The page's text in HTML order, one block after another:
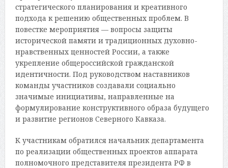
стратегического планирования и креативного
подхода к решению общественных проблем. В
повестке мероприятия — вопросы защиты
исторической памяти и традиционных духовно-
нравственных ценностей России, а также
укрепление общероссийской гражданской
идентичности. Под руководством наставников
команды участников создавали социально
значимые инициативы, направленные на
формулирование конструктивного образа будущего
и развитие регионов Северного Кавказа.
К участникам обратился начальник департамента
по реализации общественных проектов аппарата
полномочного представителя президента РФ в